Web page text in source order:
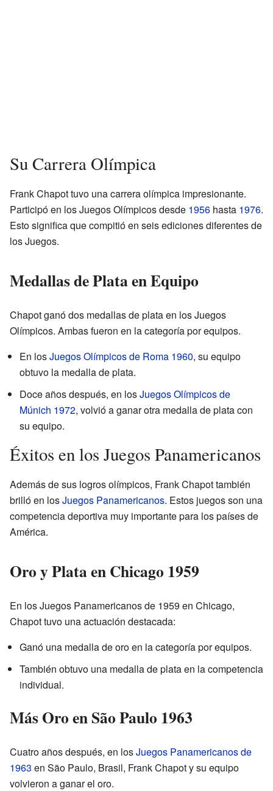
Su Carrera Olímpica
Frank Chapot tuvo una carrera olímpica impresionante.
Participó en los Juegos Olímpicos desde 1956 hasta 1976.
Esto significa que compitió en seis ediciones diferentes de
los Juegos.
Medallas de Plata en Equipo
Chapot ganó dos medallas de plata en los Juegos
Olímpicos. Ambas fueron en la categoría por equipos.
En losJuegos Olímpicos de Roma 1960, su equipo
obtuvo la medalla de plata.
Doce años después, en losJuegos Olímpicos de
Múnich 1972, volvió a ganar otra medalla de plata con
su equipo.
Éxitos en los Juegos Panamericanos
Además de sus logros olímpicos, Frank Chapot también
brilló en losJuegos Panamericanos. Estos juegos son una
competencia deportiva muy importante para los países de
América.
Oro y Plata en Chicago 1959
En los Juegos Panamericanos de 1959 en Chicago,
Chapot tuvo una actuación destacada:
Ganó una medalla de oro en la categoría por equipos.
También obtuvo una medalla de plata en la competencia
individual.
Más Oro en São Paulo 1963
Cuatro años después, en losJuegos Panamericanos de
1963 en São Paulo, Brasil, Frank Chapot y su equipo
volvieron a ganar el oro.